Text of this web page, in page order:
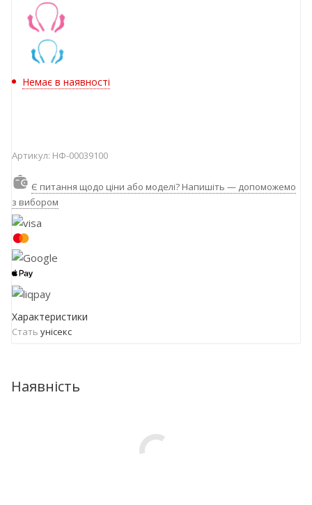
Немає в наявності
Артикул: НФ-00039100
Є питання щодо ціни або моделі? Напишіть — допоможемо
з вибором
Характеристики
Стать унісекс
Наявність